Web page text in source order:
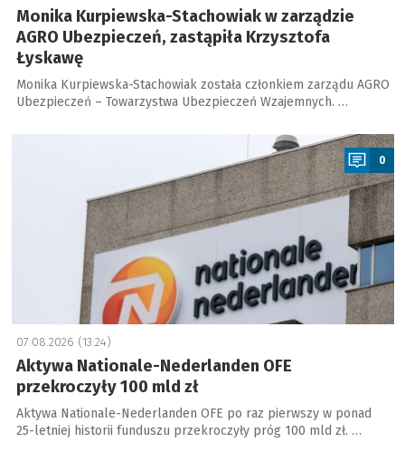
Monika Kurpiewska-Stachowiak w zarządzie
AGRO Ubezpieczeń, zastąpiła Krzysztofa
Łyskawę
Monika Kurpiewska-Stachowiak została członkiem zarządu AGRO
Ubezpieczeń – Towarzystwa Ubezpieczeń Wzajemnych. …
0
07.08.2026 (13:24)
Aktywa Nationale-Nederlanden OFE
przekroczyły 100 mld zł
Aktywa Nationale-Nederlanden OFE po raz pierwszy w ponad
25-letniej historii funduszu przekroczyły próg 100 mld zł. …